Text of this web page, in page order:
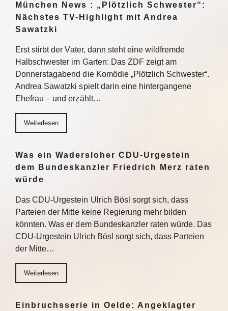
München News : „Plötzlich Schwester“:
Nächstes TV-Highlight mit Andrea
Sawatzki
Erst stirbt der Vater, dann steht eine wildfremde
Halbschwester im Garten: Das ZDF zeigt am
Donnerstagabend die Komödie „Plötzlich Schwester“.
Andrea Sawatzki spielt darin eine hintergangene
Ehefrau – und erzählt…
Weiterlesen
Was ein Wadersloher CDU-Urgestein
dem Bundeskanzler Friedrich Merz raten
würde
Das CDU-Urgestein Ulrich Bösl sorgt sich, dass
Parteien der Mitte keine Regierung mehr bilden
könnten. Was er dem Bundeskanzler raten würde. Das
CDU-Urgestein Ulrich Bösl sorgt sich, dass Parteien
der Mitte…
Weiterlesen
Einbruchsserie in Oelde: Angeklagter